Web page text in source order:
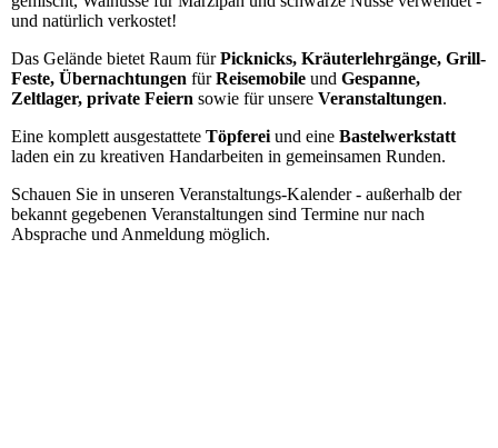
und natürlich verkostet!
Das Gelände bietet Raum fürPicknicks, Kräuterlehrgänge, Grill-
Feste, Übernachtungen fürReisemobile und Gespanne,
Zeltlager, private Feiern sowie für unsere Veranstaltungen.
Eine komplett ausgestattete Töpferei und eine Bastelwerkstatt
laden ein zu kreativen Handarbeiten in gemeinsamen Runden.
Schauen Sie in unseren Veranstaltungs-Kalender - außerhalb der
bekannt gegebenen Veranstaltungen sind Termine nur nach
Absprache und Anmeldung möglich.